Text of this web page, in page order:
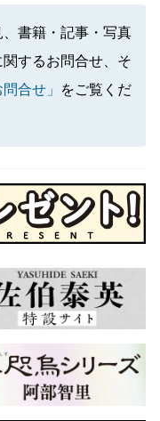
書籍・記事・写真
するお問合せ、そ
合せ」
をご覧くだ